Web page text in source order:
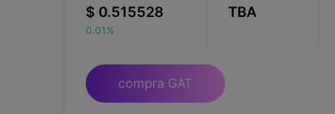
$ 0.515528
0.01%
TBA
compra GAT